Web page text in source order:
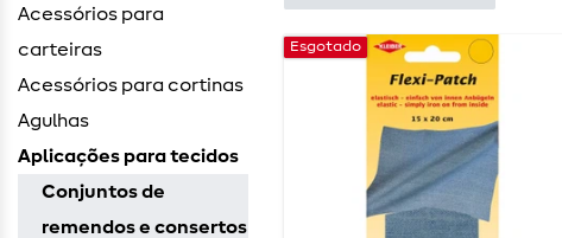
Acessórios para
carteiras
Acessórios para cortinas
Agulhas
Aplicações para tecidos
Conjuntos de
remendos e consertos
Esgotado